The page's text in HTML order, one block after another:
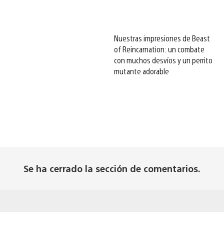
Nuestras impresiones de Beast
of Reincarnation: un combate
con muchos desvíos y un perrito
mutante adorable
Se ha cerrado la sección de comentarios.